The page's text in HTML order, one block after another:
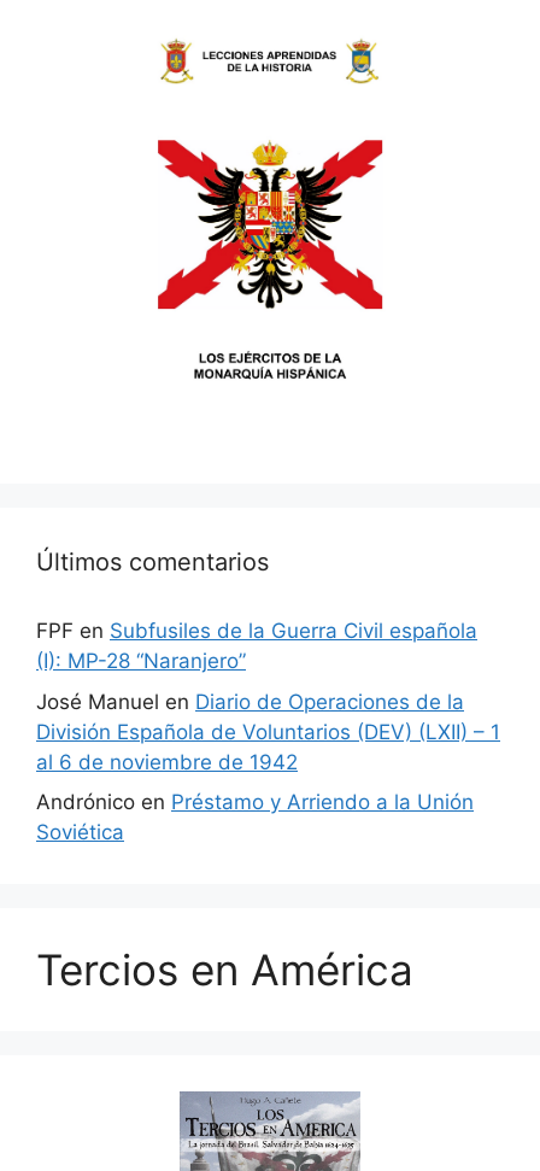
Últimos comentarios
FPF en Subfusiles de la Guerra Civil española
(I): MP-28 “Naranjero”
José Manuel en Diario de Operaciones de la
División Española de Voluntarios (DEV) (LXII) – 1
al 6 de noviembre de 1942
Andrónico en Préstamo y Arriendo a la Unión
Soviética
Tercios en América